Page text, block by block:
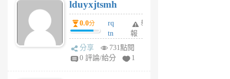
月
前
lduyxjtsmh
0.0分
rq
tn
jt
gl
舉
報
分享
731點閱
0 評論/給分
1